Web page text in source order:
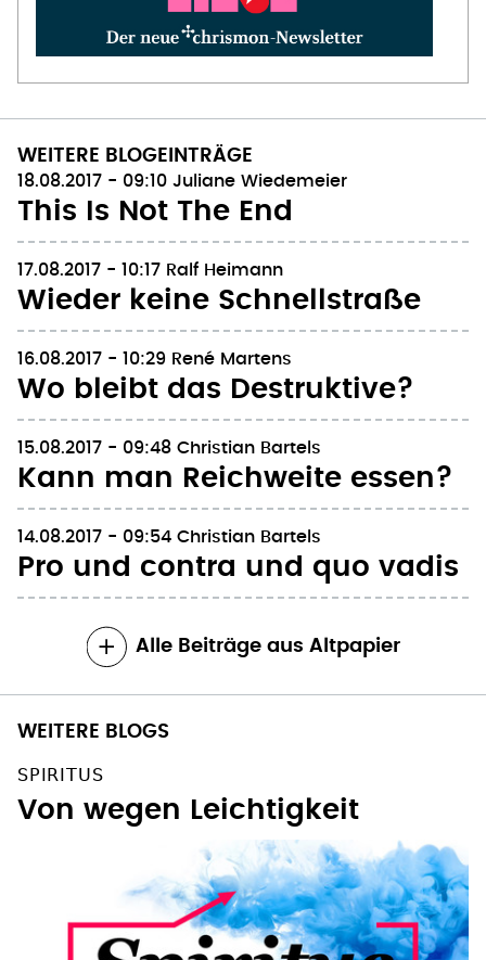
WEITERE BLOGEINTRÄGE
18.08.2017 - 09:10 Juliane Wiedemeier
This Is Not The End
17.08.2017 - 10:17 Ralf Heimann
Wieder keine Schnellstraße
16.08.2017 - 10:29 René Martens
Wo bleibt das Destruktive?
15.08.2017 - 09:48 Christian Bartels
Kann man Reichweite essen?
14.08.2017 - 09:54 Christian Bartels
Pro und contra und quo vadis
Alle Beiträge aus Altpapier
WEITERE BLOGS
SPIRITUS
Von wegen Leichtigkeit